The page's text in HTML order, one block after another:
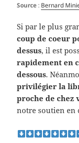
Source : Bernard
Si par le plus
coup de coeur
dessus, il est
rapidement en
dessous.
privilégier la
proche de chez
notre soutien en